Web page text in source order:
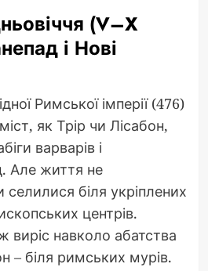
(V–X
і Нові
Римської імперії (476)
як Трір чи Лісабон,
варварів і
Але життя не
біля укріплених
центрів.
навколо абатства
– біля римських мурів.